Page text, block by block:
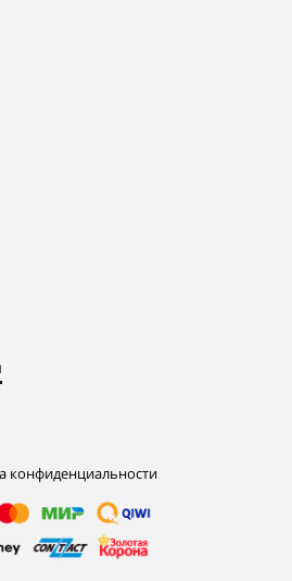
конфиденциальности